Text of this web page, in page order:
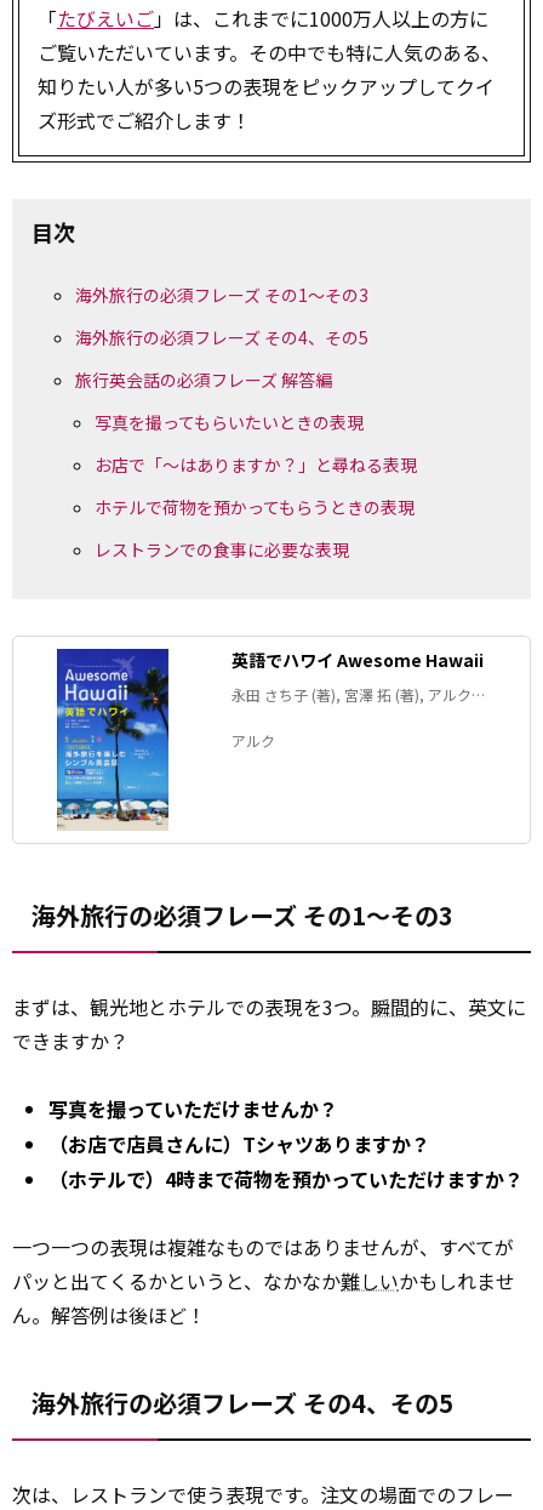
「たびえいご」は、これまでに1000万人以上の方に
ご覧いただいています。その中でも特に人気のある、
知りたい人が多い5つの表現をピックアップしてクイ
ズ形式でご紹介します！
目次
海外旅行の必須フレーズ その1～その3
海外旅行の必須フレーズ その4、その5
旅行英会話の必須フレーズ 解答編
写真を撮ってもらいたいときの表現
お店で「～はありますか？」と尋ねる表現
ホテルで荷物を預かってもらうときの表現
レストランでの食事に必要な表現
英語でハワイ Awesome Hawaii
永田 さち子 (著), 宮澤 拓 (著), アルク
アルク
海外旅行の必須フレーズ その1～その3
まずは、観光地とホテルでの表現を3つ。 瞬間的に、英文に
できますか？
写真を撮っていただけませんか？
（お店で店員さんに）Tシャツありますか？
（ホテルで）4時まで荷物を預かっていただけますか？
一つ一つの表現は複雑なものではありませんが、すべてが
パッと出てくるかというと、なかなか難しいかもしれませ
ん。解答例は後ほど！
海外旅行の必須フレーズ その4、その5
次は、レストランで使う表現です。注文の場面でのフレー